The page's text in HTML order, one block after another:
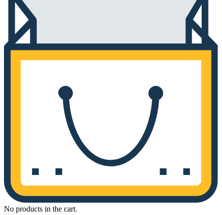
No products in the cart.